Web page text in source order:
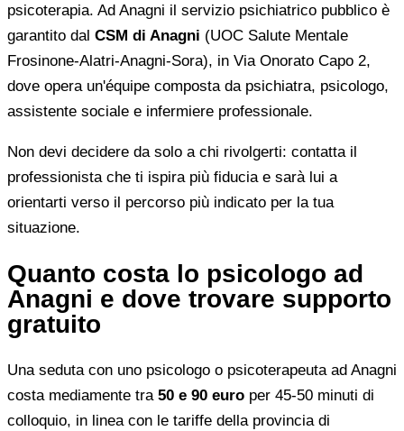
psicoterapia. Ad Anagni il servizio psichiatrico pubblico è
garantito dal CSM di Anagni (UOC Salute Mentale
Frosinone-Alatri-Anagni-Sora), in Via Onorato Capo 2,
dove opera un'équipe composta da psichiatra, psicologo,
assistente sociale e infermiere professionale.
Non devi decidere da solo a chi rivolgerti: contatta il
professionista che ti ispira più fiducia e sarà lui a
orientarti verso il percorso più indicato per la tua
situazione.
Quanto costa lo psicologo ad
Anagni e dove trovare supporto
gratuito
Una seduta con uno psicologo o psicoterapeuta ad Anagni
costa mediamente tra 50 e 90 euro per 45-50 minuti di
colloquio, in linea con le tariffe della provincia di